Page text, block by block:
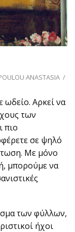
ANASTASIA /
ωδείο. Αρκεί να
των
πιο
σε ψηλό
Με μόνο
μπορούμε να
των φύλλων,
ήχοι